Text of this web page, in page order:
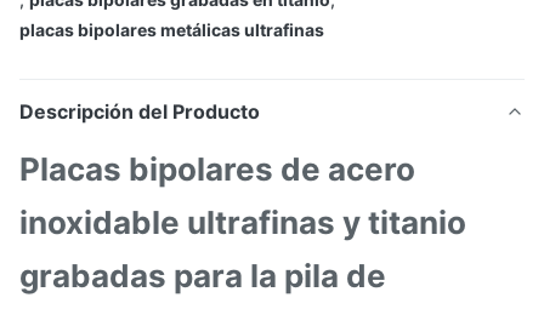
placas bipolares metálicas ultrafinas
Descripción del Producto
Placas bipolares de acero
inoxidable ultrafinas y titanio
grabadas para la pila de